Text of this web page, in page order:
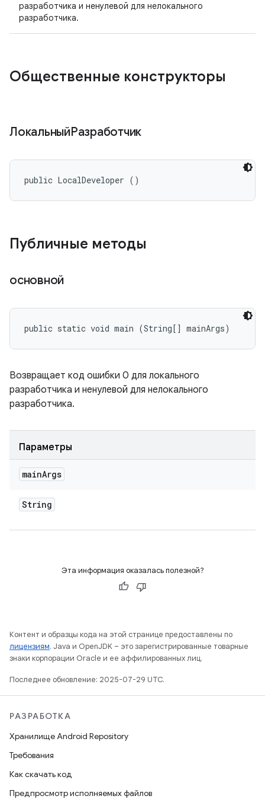
разработчика и ненулевой для нелокального
разработчика.
Общественные конструкторы
ЛокальныйРазработчик
public LocalDeveloper ()
Публичные методы
основной
public static void main (String[] mainArgs)
Возвращает код ошибки 0 для локального
разработчика и ненулевой для нелокального
разработчика.
Параметры
mainArgs
String
Эта информация оказалась полезной?
Контент и образцы кода на этой странице предоставлены по
лицензиям. Java и OpenJDK – это зарегистрированные товарные
знаки корпорации Oracle и ее аффилированных лиц.
Последнее обновление: 2025-07-29 UTC.
РАЗРАБОТКА
Хранилище Android Repository
Требования
Как скачать код
Предпросмотр исполняемых файлов